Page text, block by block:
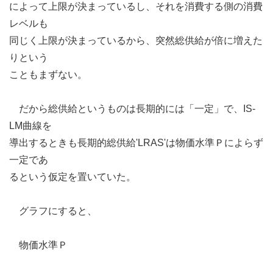
によって上限が決まっているし、それを消費する側の消費
レベルも
同じく上限が決まっているから、突然総供給が倍に増えた
りという
こともまずない。
だから総供給というものは長期的には「一定」で、IS-
LM曲線を
導出するときも長期的総供給'LRAS'は物価水準Ｐによらず
一定であ
るという仮定を置いていた。
グラフにすると、
物価水準Ｐ